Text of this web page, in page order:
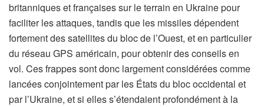
britanniques et françaises sur le terrain en Ukraine pour
faciliter les attaques, tandis que les missiles dépendent
fortement des satellites du bloc de l’Ouest, et en particulier
du réseau GPS américain, pour obtenir des conseils en
vol. Ces frappes sont donc largement considérées comme
lancées conjointement par les États du bloc occidental et
par l’Ukraine, et si elles s’étendaient profondément à la